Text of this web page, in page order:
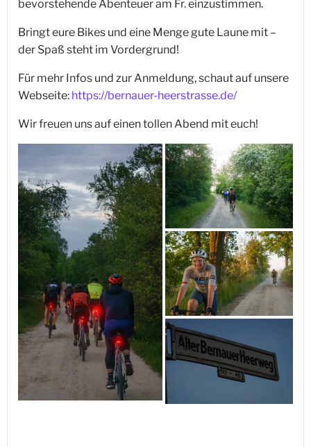
bevorstehende Abenteuer am Fr. einzustimmen.
Bringt eure Bikes und eine Menge gute Laune mit –
der Spaß steht im Vordergrund!
Für mehr Infos und zur Anmeldung, schaut auf unsere
Webseite: https://bernauer-heerstrasse.de/
Wir freuen uns auf einen tollen Abend mit euch!